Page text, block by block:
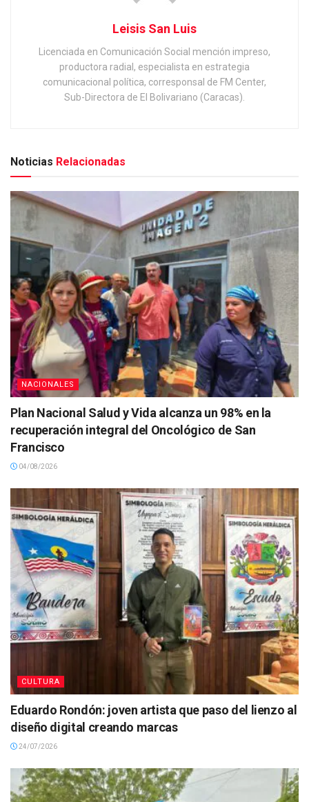
Leisis San Luis
Licenciada en Comunicación Social mención impreso,
productora radial, especialista en estrategia
comunicacional política, corresponsal de FM Center,
Sub-Directora de El Bolivariano (Caracas).
Noticias Relacionadas
NACIONALES
Plan Nacional Salud y Vida alcanza un 98% en la
recuperación integral del Oncológico de San
Francisco
04/08/2026
CULTURA
Eduardo Rondón: joven artista que paso del lienzo al
diseño digital creando marcas
24/07/2026